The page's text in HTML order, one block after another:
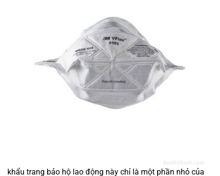
khẩu trang bảo hộ lao động này chỉ là một phần nhỏ của